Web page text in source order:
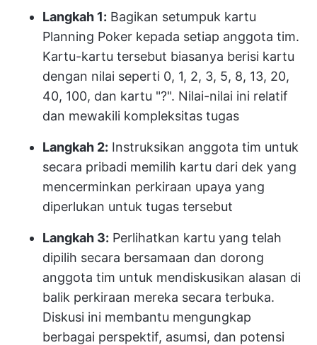
Langkah 1: Bagikan setumpuk kartu
Planning Poker kepada setiap anggota tim.
Kartu-kartu tersebut biasanya berisi kartu
dengan nilai seperti 0, 1, 2, 3, 5, 8, 13, 20,
40, 100, dan kartu "?". Nilai-nilai ini relatif
dan mewakili kompleksitas tugas
Langkah 2: Instruksikan anggota tim untuk
secara pribadi memilih kartu dari dek yang
mencerminkan perkiraan upaya yang
diperlukan untuk tugas tersebut
Langkah 3: Perlihatkan kartu yang telah
dipilih secara bersamaan dan dorong
anggota tim untuk mendiskusikan alasan di
balik perkiraan mereka secara terbuka.
Diskusi ini membantu mengungkap
berbagai perspektif, asumsi, dan potensi